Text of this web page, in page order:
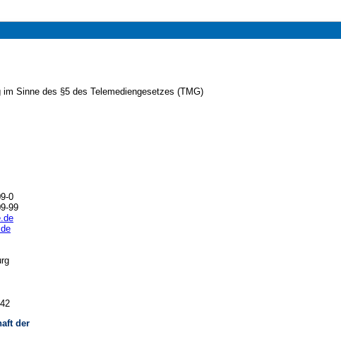
Sinne des §5 des Telemediengesetzes (TMG)
0
99
der